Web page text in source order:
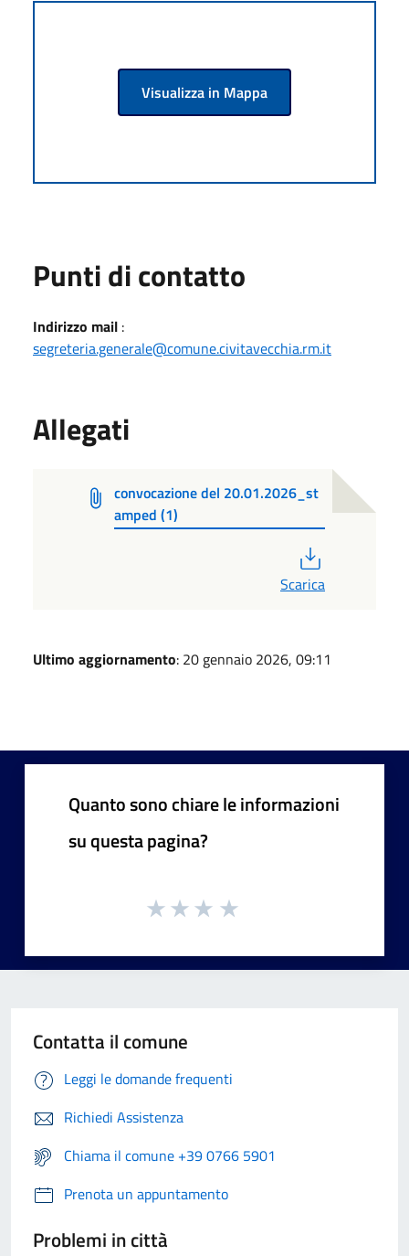
Visualizza in Mappa
Punti di contatto
Indirizzo mail :
segreteria.generale@comune.civitavecchia.rm.it
Allegati
convocazione del 20.01.2026_st
amped (1)
Scarica
Ultimo aggiornamento: 20 gennaio 2026, 09:11
Quanto sono chiare le informazioni
su questa pagina?
Contatta il comune
Leggi le domande frequenti
Richiedi Assistenza
Chiama il comune +39 0766 5901
Prenota un appuntamento
Problemi in città